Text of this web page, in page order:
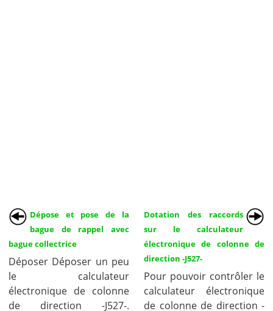
Dépose et pose de la
bague de rappel avec
bague collectrice
Déposer Déposer un peu
le calculateur
électronique de colonne
de direction -J527-.
Dotation des raccords
sur le calculateur
électronique de colonne de
direction -J527-
Pour pouvoir contrôler le
calculateur électronique
de colonne de direction -